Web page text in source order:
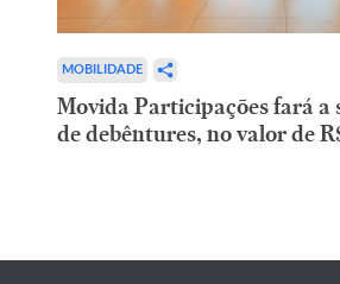
MOBILIDADE
Movida Participações fará a
de debêntures, no valor de